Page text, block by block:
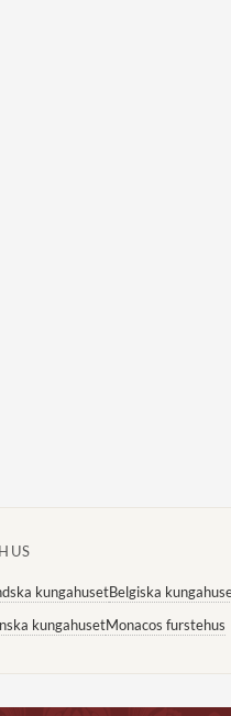
kungahusetBelgiska
kungahusetMonacos furstehus